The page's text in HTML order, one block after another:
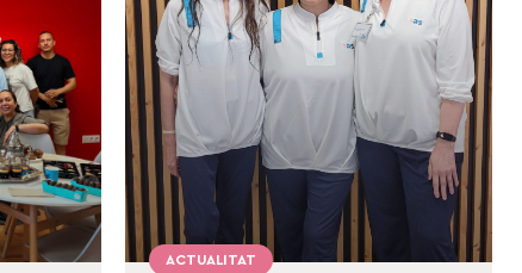
ACTUALITAT